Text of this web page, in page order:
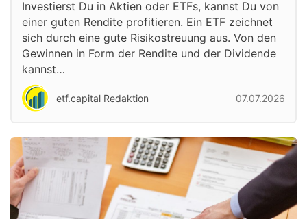
Investierst Du in Aktien oder ETFs, kannst Du von
einer guten Rendite profitieren. Ein ETF zeichnet
sich durch eine gute Risikostreuung aus. Von den
Gewinnen in Form der Rendite und der Dividende
kannst…
etf.capital Redaktion 07.07.2026